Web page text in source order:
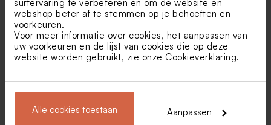
surfervaring te verbeteren en om de website en
webshop beter af te stemmen op je behoeften en
voorkeuren.
Voor meer informatie over cookies, het aanpassen van
uw voorkeuren en de lijst van cookies die op deze
website worden gebruikt, zie onze Cookieverklaring.
Alle cookies toestaan Aanpassen
Minimalistisch bord voor
tafelschikking met jullie
namen - 60 x 90 cm
Welkomstbord huwelijk wit